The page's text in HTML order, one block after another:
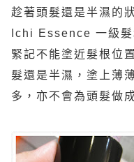
趁著頭髮還是半濕的
Ichi Essence 一級
緊記不能塗近髮根位
髮還是半濕，塗上薄
多，亦不會為頭髮做